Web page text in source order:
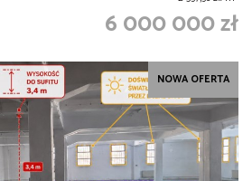
6 000 000 zł
NOWA OFERTA